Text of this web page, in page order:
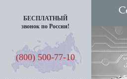
БЕСПЛАТНЫЙ
звонок по России!
(800) 500-77-10